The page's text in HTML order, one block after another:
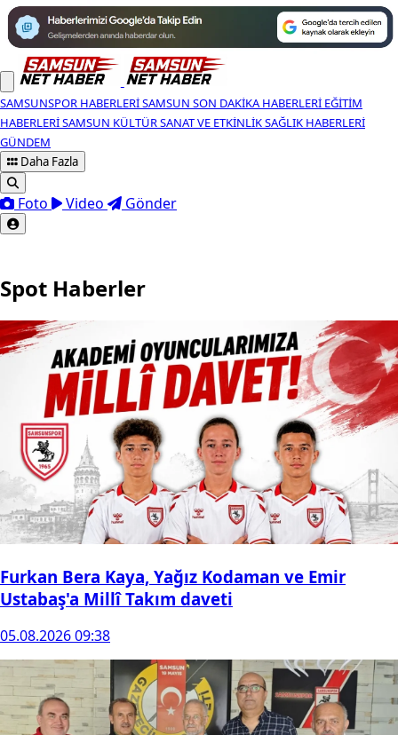
SAMSUNSPOR HABERLERISAMSUN SON DAKIKA HABERLERI EĞITIM
HABERLERISAMSUN KÜLTÜR SANAT VE ETKINLIKSAĞLIK HABERLERI
GÜNDEM
Daha Fazla
Foto Video Gönder
Spot Haberler
Furkan Bera Kaya, Yağız Kodaman ve Emir
Ustabaş'a Millî Takım daveti
05.08.2026 09:38